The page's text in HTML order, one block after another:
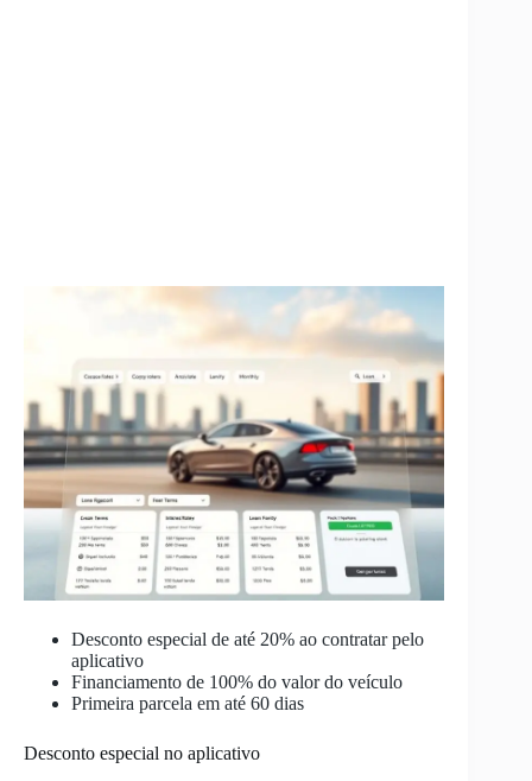
Desconto especial de até 20% ao contratar pelo
aplicativo
Financiamento de 100% do valor do veículo
Primeira parcela em até 60 dias
Desconto especial no aplicativo